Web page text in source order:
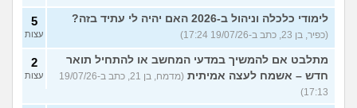
לימודי כלכלה וניהול ב-2026 האם יהיה לי עתיד בזה?
(כפיר, בן 23, כתב ב-19/07/26 17:24)
5
עצות
מתלבט אם להמשיך במדעי המחשב או להתחיל תואר
חדש – אשמח לעצה אמיתית
(מדמח, בן 21, כתב ב-19/07/26
17:13)
2
עצות